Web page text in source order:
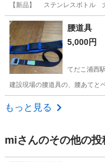
【新品】 ステンレスボトル
沖縄 中頭郡 てだこ浦
腰道具
5,000円
てだこ浦西駅
建設現場の腰道具の、腰あてと
沖縄 国頭郡
もっと見る
miさんのその他の投